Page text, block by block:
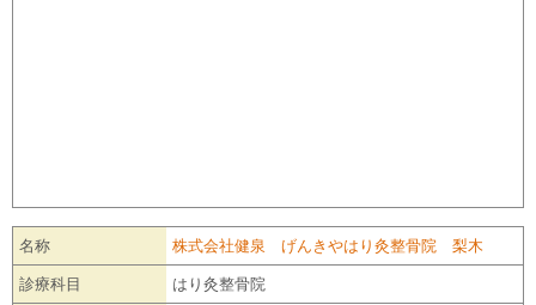
名称 株式会社健泉 げんきやはり灸整骨院 梨木
診療科目 はり灸整骨院